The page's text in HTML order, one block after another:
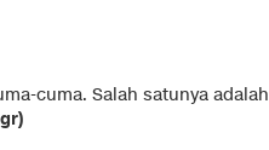
cuma. Salah satunya adalah